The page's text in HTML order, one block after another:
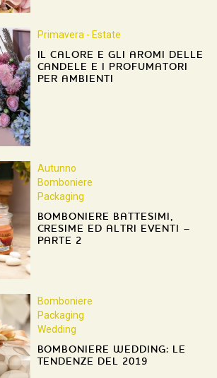
Primavera - Estate
IL CALORE E GLI AROMI DELLE
CANDELE E I PROFUMATORI
PER AMBIENTI
Autunno
Bomboniere
Packaging
BOMBONIERE BATTESIMI,
CRESIME ED ALTRI EVENTI –
PARTE 2
Bomboniere
Packaging
Wedding
BOMBONIERE WEDDING: LE
TENDENZE DEL 2019